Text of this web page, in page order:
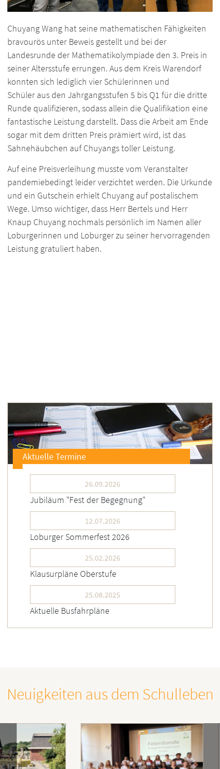
Chuyang Wang hat seine mathematischen Fähigkeiten
bravourös unter Beweis gestellt und bei der
Landesrunde der Mathematikolympiade den 3. Preis in
seiner Altersstufe errungen. Aus dem Kreis Warendorf
konnten sich lediglich vier Schülerinnen und
Schüler aus den Jahrgangsstufen 5 bis Q1 für die dritte
Runde qualifizieren, sodass allein die Qualifikation eine
fantastische Leistung darstellt. Dass die Arbeit am Ende
sogar mit dem dritten Preis prämiert wird, ist das
Sahnehäubchen auf Chuyangs toller Leistung.
Auf eine Preisverleihung musste vom Veranstalter
pandemiebedingt leider verzichtet werden. Die Urkunde
und ein Gutschein erhielt Chuyang auf postalischem
Wege. Umso wichtiger, dass Herr Bertels und Herr
Knaup Chuyang nochmals persönlich im Namen aller
Loburgerinnen und Loburger zu seiner hervorragenden
Leistung gratuliert haben.
Aktuelle Termine
26.09.2026
Jubiläum "Fest der Begegnung"
12.07.2026
Loburger Sommerfest 2026
25.02.2026
Klausurpläne Oberstufe
25.08.2025
Aktuelle Busfahrpläne
Neuigkeiten aus dem Schulleben